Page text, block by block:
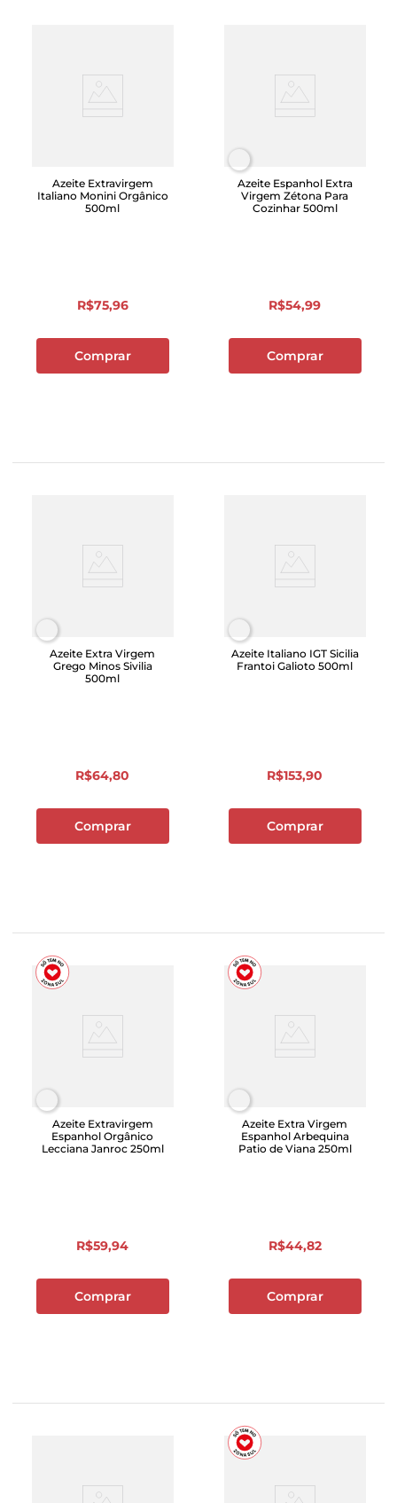
Azeite Extravirgem
Italiano Monini Orgânico
500ml
R$75,96
Comprar
Azeite Espanhol Extra
Virgem Zétona Para
Cozinhar 500ml
R$54,99
Comprar
Azeite Extra Virgem
Grego Minos Sivilia
500ml
R$64,80
Comprar
Azeite Italiano IGT Sicilia
Frantoi Galioto 500ml
R$153,90
Comprar
Azeite Extravirgem
Espanhol Orgânico
Lecciana Janroc 250ml
R$59,94
Comprar
Azeite Extra Virgem
Espanhol Arbequina
Patio de Viana 250ml
R$44,82
Comprar